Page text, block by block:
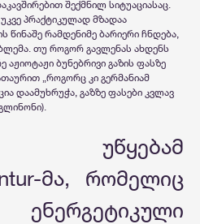
შექმნილ სიტუაციასაც.
პრაქტიკულად მზადაა
წინაშე რამდენიმე ბარიერი ჩნდება,
თუ როგორ გავლენას ახდენს
ბუნებრივი გაზის ფასზე
„როგორც კი გერმანიამ
დაამუხრუჭა, გაზზე ფასები კვლავ
უწყებამ
მა, რომელიც